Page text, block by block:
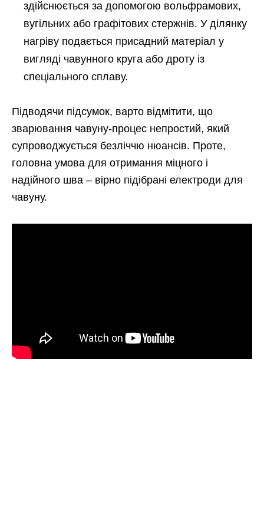
здійснюється за допомогою вольфрамових,
вугільних або графітових стержнів. У ділянку
нагріву подається присадний матеріал у
вигляді чавунного круга або дроту із
спеціального сплаву.
Підводячи підсумок, варто відмітити, що
зварювання чавуну-процес непростий, який
супроводжується безліччю нюансів. Проте,
головна умова для отримання міцного і
надійного шва – вірно підібрані електроди для
чавуну.